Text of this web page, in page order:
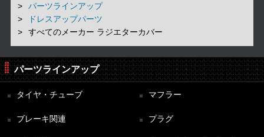
パーツラインアップ
ドレスアップパーツ
すべてのメーカー ラジエターカバー
パーツラインアップ
タイヤ・チューブ マフラー
ブレーキ関連 プラグ